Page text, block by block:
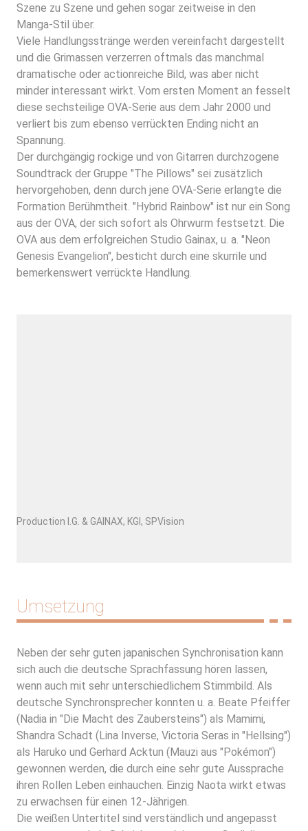
Szene zu Szene und gehen sogar zeitweise in den
Manga-Stil über.
Viele Handlungsstränge werden vereinfacht dargestellt
und die Grimassen verzerren oftmals das manchmal
dramatische oder actionreiche Bild, was aber nicht
minder interessant wirkt. Vom ersten Moment an fesselt
diese sechsteilige OVA-Serie aus dem Jahr 2000 und
verliert bis zum ebenso verrückten Ending nicht an
Spannung.
Der durchgängig rockige und von Gitarren durchzogene
Soundtrack der Gruppe "The Pillows" sei zusätzlich
hervorgehoben, denn durch jene OVA-Serie erlangte die
Formation Berühmtheit. "Hybrid Rainbow" ist nur ein Song
aus der OVA, der sich sofort als Ohrwurm festsetzt. Die
OVA aus dem erfolgreichen Studio Gainax, u. a. "Neon
Genesis Evangelion", besticht durch eine skurrile und
bemerkenswert verrückte Handlung.
Production I.G. & GAINAX, KGI, SPVision
Umsetzung
Neben der sehr guten japanischen Synchronisation kann
sich auch die deutsche Sprachfassung hören lassen,
wenn auch mit sehr unterschiedlichem Stimmbild. Als
deutsche Synchronsprecher konnten u. a. Beate Pfeiffer
(Nadia in "Die Macht des Zaubersteins") als Mamimi,
Shandra Schadt (Lina Inverse, Victoria Seras in "Hellsing")
als Haruko und Gerhard Acktun (Mauzi aus "Pokémon")
gewonnen werden, die durch eine sehr gute Aussprache
ihren Rollen Leben einhauchen. Einzig Naota wirkt etwas
zu erwachsen für einen 12-Jährigen.
Die weißen Untertitel sind verständlich und angepasst